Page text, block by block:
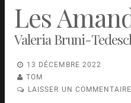
Les
Valeria Bruni-
13 DÉCEMBRE 2022
TOM
LAISSER UN COMMENTAIRE